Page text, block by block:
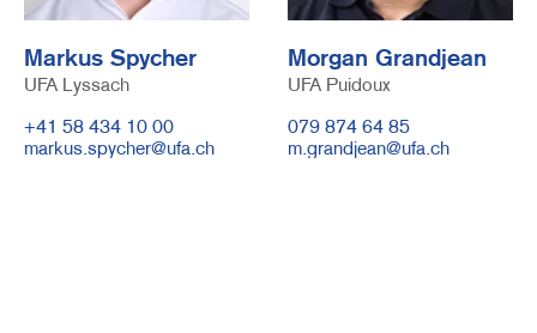
Markus Spycher
UFA Lyssach
Telefonnummer
+41 58 434 10 00
E-
markus.spycher@ufa.ch
Morgan Grandjean
Funktion
UFA Puidoux
Telefonnummer
079 874 64 85
E-
m.grandjean@ufa.ch